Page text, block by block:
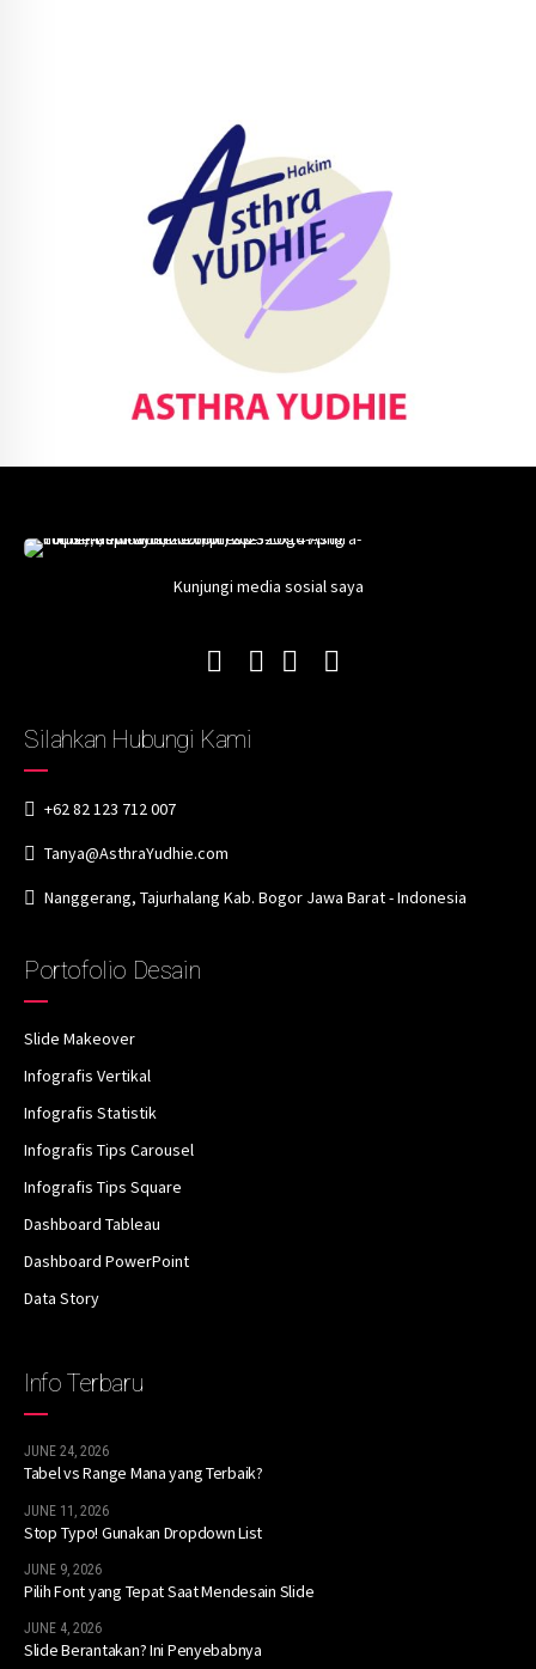
Kunjungi media sosial saya
Silahkan Hubungi Kami
+62 82 123 712 007
Tanya@AsthraYudhie.com
Nanggerang, Tajurhalang Kab. Bogor Jawa Barat - Indonesia
Portofolio Desain
Slide Makeover
Infografis Vertikal
Infografis Statistik
Infografis Tips Carousel
Infografis Tips Square
Dashboard Tableau
Dashboard PowerPoint
Data Story
Info Terbaru
JUNE 24, 2026
Tabel vs Range Mana yang Terbaik?
JUNE 11, 2026
Stop Typo! Gunakan Dropdown List
JUNE 9, 2026
Pilih Font yang Tepat Saat Mendesain Slide
JUNE 4, 2026
Slide Berantakan? Ini Penyebabnya